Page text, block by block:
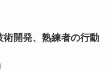
術開発、熟練者の行動